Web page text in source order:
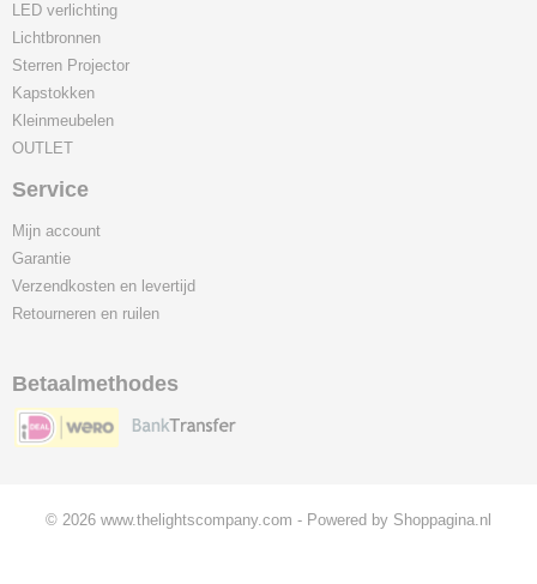
LED verlichting
Lichtbronnen
Sterren Projector
Kapstokken
Kleinmeubelen
OUTLET
Service
Mijn account
Garantie
Verzendkosten en levertijd
Retourneren en ruilen
Betaalmethodes
© 2026 www.thelightscompany.com - Powered by Shoppagina.nl